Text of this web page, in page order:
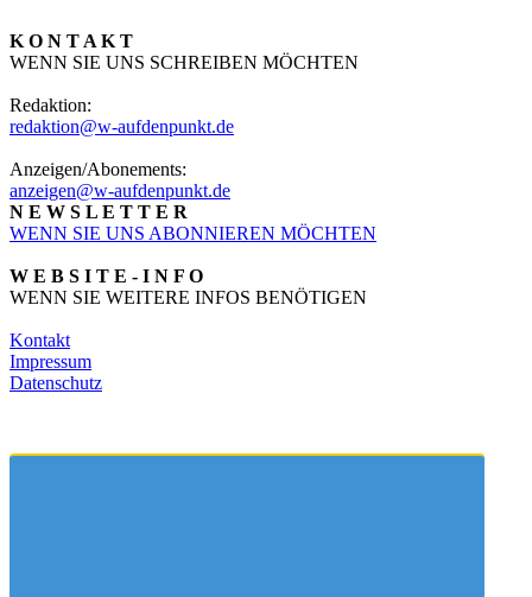
K O N T A K T
WENN SIE UNS SCHREIBEN MÖCHTEN
Redaktion:
redaktion@w-aufdenpunkt.de
Anzeigen/Abonements:
anzeigen@w-aufdenpunkt.de
N E W S L E T T E R
WENN SIE UNS ABONNIEREN MÖCHTEN
W E B S I T E - I N F O
WENN SIE WEITERE INFOS BENÖTIGEN
Kontakt
Impressum
Datenschutz